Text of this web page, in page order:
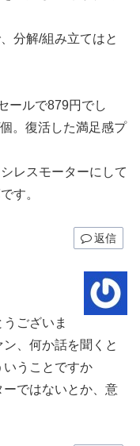
分解/組み立てはと
ールで879円でし
。復活した満足感プ
レスモーターにして
す。
返信
ございま
、何か話を聞くと
いうことですか
ーではないとか、意